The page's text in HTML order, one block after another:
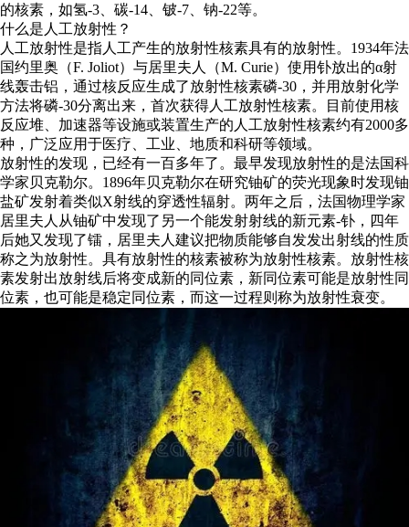
的核素，如氢-3、碳-14、铍-7、钠-22等。
什么是人工放射性？
人工放射性是指人工产生的放射性核素具有的放射性。1934年法
国约里奥（F. Joliot）与居里夫人（M. Curie）使用钋放出的α射
线轰击铝，通过核反应生成了放射性核素磷-30，并用放射化学
方法将磷-30分离出来，首次获得人工放射性核素。目前使用核
反应堆、加速器等设施或装置生产的人工放射性核素约有2000多
种，广泛应用于医疗、工业、地质和科研等领域。
放射性的发现，已经有一百多年了。最早发现放射性的是法国科
学家贝克勒尔。1896年贝克勒尔在研究铀矿的荧光现象时发现铀
盐矿发射着类似X射线的穿透性辐射。两年之后，法国物理学家
居里夫人从铀矿中发现了另一个能发射射线的新元素-钋，四年
后她又发现了镭，居里夫人建议把物质能够自发发出射线的性质
称之为放射性。具有放射性的核素被称为放射性核素。放射性核
素发射出放射线后将变成新的同位素，新同位素可能是放射性同
位素，也可能是稳定同位素，而这一过程则称为放射性衰变。